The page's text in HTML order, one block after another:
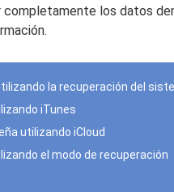
los datos
la recuperación del
iTunes
utilizando iCloud
el modo de recuperación